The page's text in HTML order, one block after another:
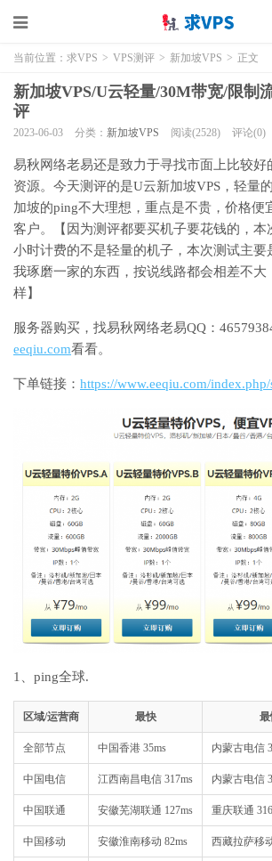
当前位置： 求VPS > VPS测评 > 新加坡VPS > 正文
新加坡VPS/U云轻量/30M带宽/限制
评
2023-06-03 分类： 新加坡VPS 阅读(2528) 评论(0)
易秋网络老易还是致力于寻找市面上比较好
资源。今天测评的是U云新加坡VPS，轻量
加坡的ping不大理想，重点是不贵，价格便
客户。【因为测评都要买机子要花钱的，本
小时计费的不是轻量的机子，本次测试主要
我琢磨一家的东西，按说线路都会相差不大
样】
服务器购买，找易秋网络老易QQ：
eeqiu.com看看。
下单链接： https://www.eeqiu.com/
1、ping全球.
区域/运营商 最快 最
全部节点 中国香港 35ms 内蒙古电信
中国电信 江西南昌电信 317ms 内蒙古电信
中国联通 安徽芜湖联通 127ms 重庆联通
中国移动 安徽淮南移动 82ms 西藏拉萨移